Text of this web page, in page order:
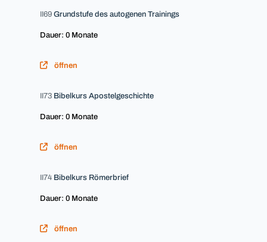
II69 Grundstufe des autogenen Trainings
Dauer: 0 Monate
öffnen
II73 Bibelkurs Apostelgeschichte
Dauer: 0 Monate
öffnen
II74 Bibelkurs Römerbrief
Dauer: 0 Monate
öffnen